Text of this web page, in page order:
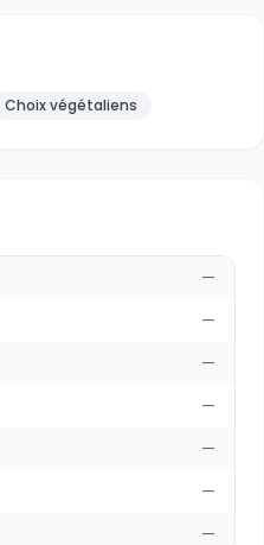
Choix végétaliens
—
—
—
—
—
—
—